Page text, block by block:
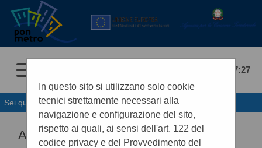
08/08/2026 07:27
Sei qui: Home
In questo sito si utilizzano solo cookie
tecnici strettamente necessari alla
navigazione e configurazione del sito,
rispetto ai quali, ai sensi dell'art. 122 del
codice privacy e del Provvedimento del
ALTRI ATTI E DOCUMENTI